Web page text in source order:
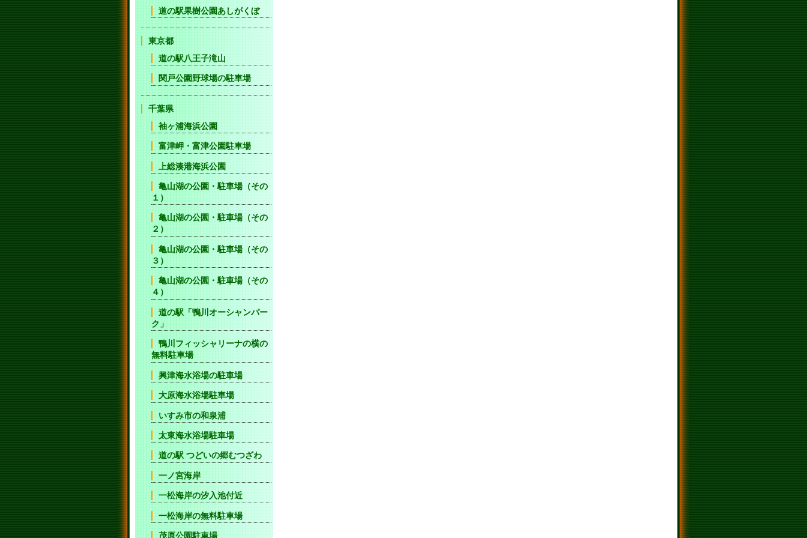
道の駅果樹公園あしがくぼ
東京都
道の駅八王子滝山
関戸公園野球場の駐車場
千葉県
袖ヶ浦海浜公園
富津岬・富津公園駐車場
上総湊港海浜公園
亀山湖の公園・駐車場（その
１）
亀山湖の公園・駐車場（その
２）
亀山湖の公園・駐車場（その
３）
亀山湖の公園・駐車場（その
４）
道の駅「鴨川オーシャンパー
ク」
鴨川フィッシャリーナの横の
無料駐車場
興津海水浴場の駐車場
大原海水浴場駐車場
いすみ市の和泉浦
太東海水浴場駐車場
道の駅 つどいの郷むつざわ
一ノ宮海岸
一松海岸の汐入池付近
一松海岸の無料駐車場
茂原公園駐車場